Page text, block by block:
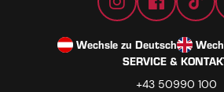
Wechsle zu Deutsch
SERVICE &
+43 50990 100